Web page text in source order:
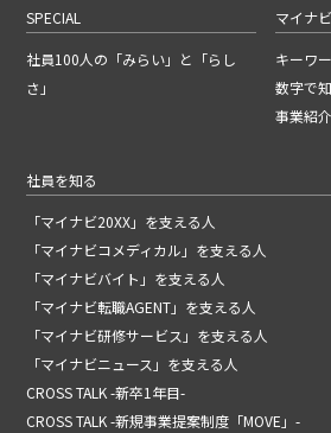
SPECIAL
社員100人の「みらい」と「らし
さ」
マイナ
キーワ
数字で
事業紹介
社員を知る
「マイナビ20XX」を支える人
「マイナビコメディカル」を支える人
「マイナビバイト」を支える人
「マイナビ転職AGENT」を支える人
「マイナビ研修サービス」を支える人
「マイナビニュース」を支える人
CROSS TALK -新卒1年目-
CROSS TALK -新規事業提案制度「MOVE」-